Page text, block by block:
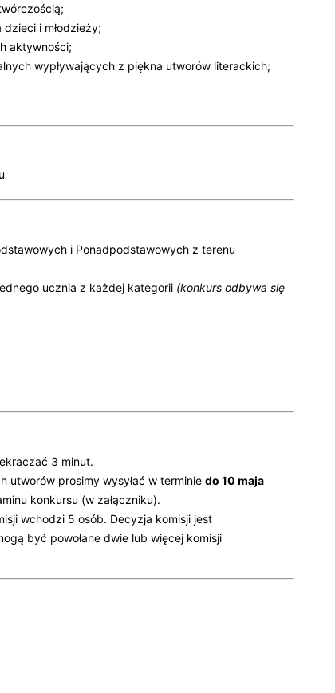
i młodzieży;
aktywności;
wypływających z piękna utworów literackich;
i Ponadpodstawowych z terenu
ucznia z każdej kategorii (konkurs odbywa się
3 minut.
utworów prosimy wysyłać w terminie do 10 maja
konkursu (w załączniku).
wchodzi 5 osób. Decyzja komisji jest
być powołane dwie lub więcej komisji